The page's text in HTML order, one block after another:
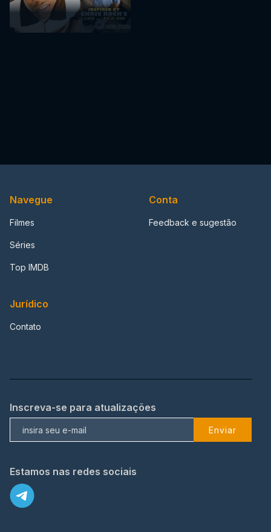
Navegue
Filmes
Séries
Top IMDB
Conta
Feedback e sugestão
Jurídico
Contato
Inscreva-se para atualizações
Enviar
Estamos nas redes sociais